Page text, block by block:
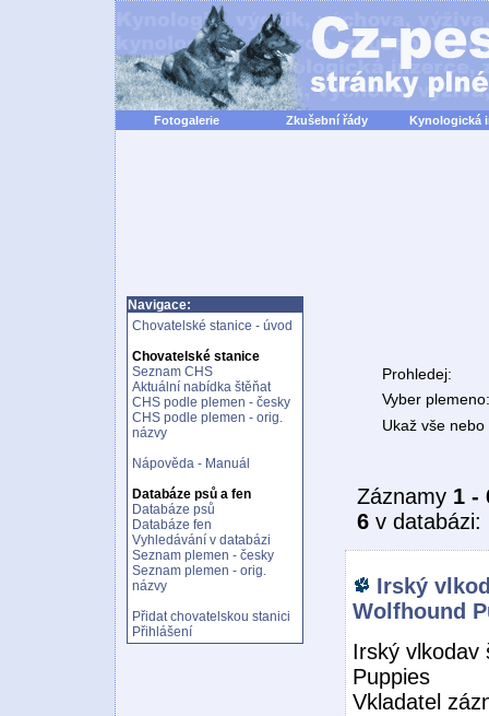
Fotogalerie Zkušební řády Kynologická
Navigace:
Chovatelské stanice - úvod
Chovatelské stanice
Seznam CHS
Aktuální nabídka štěňat
CHS podle plemen - česky
CHS podle plemen - orig.
názvy
Nápověda - Manuál
Databáze psů a fen
Databáze psů
Databáze fen
Vyhledávání v databázi
Seznam plemen - česky
Seznam plemen - orig.
názvy
Přidat chovatelskou stanici
Přihlášení
Prohledej:
Vyber plemeno:
Ukaž vše
Záznamy 1 -
6 v databázi:
Irský
Wolfhound
Irský vlkodav
Puppies
Vkladatel